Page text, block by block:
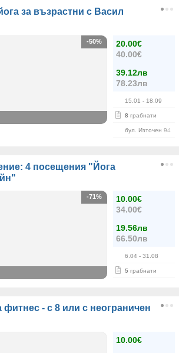
за възрастни с Васил
20.00€
40.00€
39.12лв
78.23лв
15.01 - 18.09
8 грабнати
бул. Източен 94
-50%
4 посещения "Йога
10.00€
34.00€
19.56лв
66.50лв
6.04 - 31.08
5 грабнати
-71%
фитнес - с 8 или с неограничен
10.00€